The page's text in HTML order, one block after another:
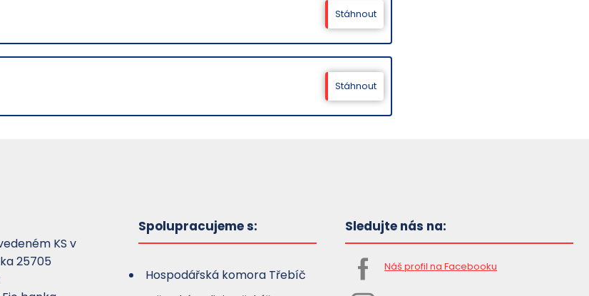
Stáhnout
Stáhnout
KS v
25705
Spolupracujeme s:
Hospodářská komora Třebíč
Sledujte nás na:
Náš profil na Facebooku